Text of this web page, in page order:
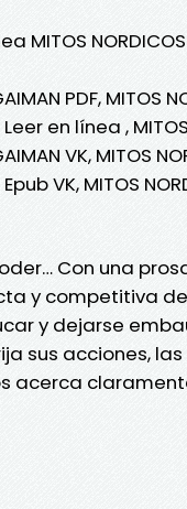
MITOS
PDF, MITOS
Leer en línea ,
VK, MITOS
Epub VK, MITOS
Con una
y competitiva
y dejarse
sus acciones,
acerca